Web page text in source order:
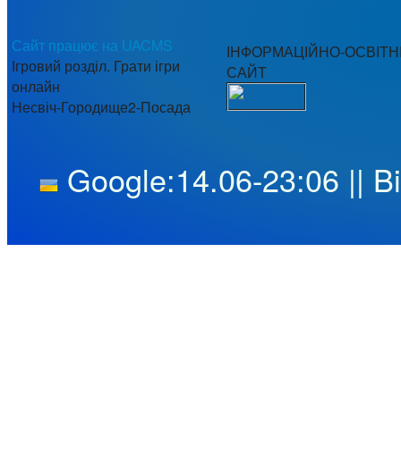
Сайт працює на UACMS
Ігровий розділ. Грати ігри
онлайн
Несвіч-Городище2-Посада
ІНФОРМАЦІЙНО-
САЙТ
Google:14.06-23:06 ||